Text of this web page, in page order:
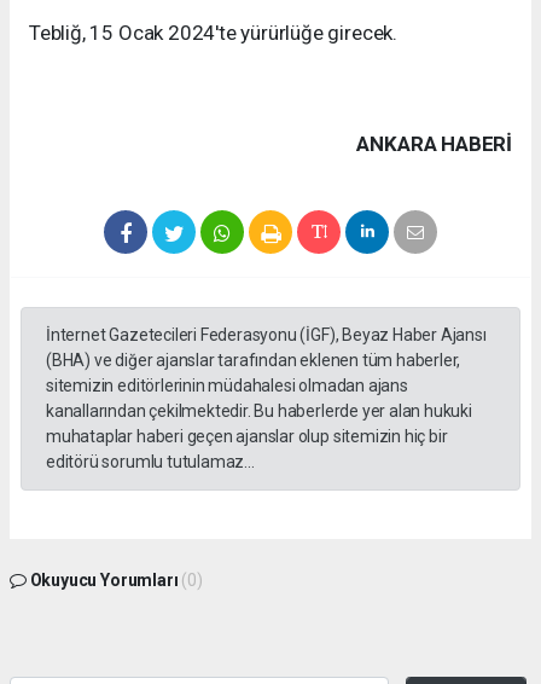
Tebliğ, 15 Ocak 2024'te yürürlüğe girecek.
ANKARA HABERİ
İnternet Gazetecileri Federasyonu (İGF), Beyaz Haber Ajansı
(BHA) ve diğer ajanslar tarafından eklenen tüm haberler,
sitemizin editörlerinin müdahalesi olmadan ajans
kanallarından çekilmektedir. Bu haberlerde yer alan hukuki
muhataplar haberi geçen ajanslar olup sitemizin hiç bir
editörü sorumlu tutulamaz...
Okuyucu Yorumları (0)